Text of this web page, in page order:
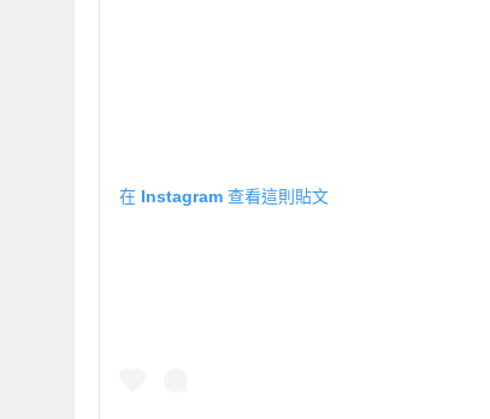
在 Instagram 查看這則貼文